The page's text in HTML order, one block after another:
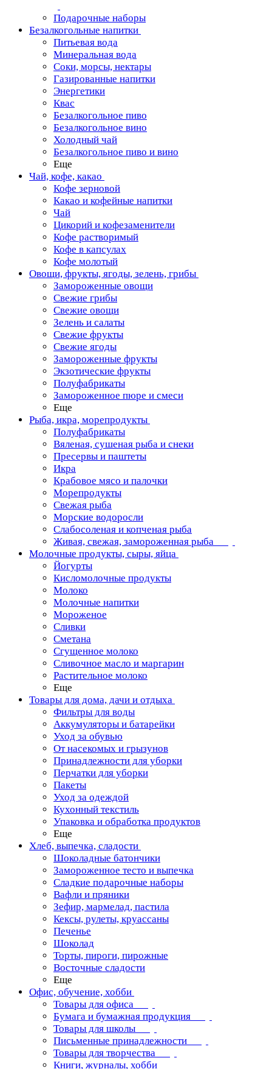
Подарочные наборы
Безалкогольные напитки
Питьевая вода
Минеральная вода
Соки, морсы, нектары
Газированные напитки
Энергетики
Квас
Безалкогольное пиво
Безалкогольное вино
Холодный чай
Безалкогольное пиво и вино
Еще
Чай, кофе, какао
Кофе зерновой
Какао и кофейные напитки
Чай
Цикорий и кофезаменители
Кофе растворимый
Кофе в капсулах
Кофе молотый
Овощи, фрукты, ягоды, зелень, грибы
Замороженные овощи
Свежие грибы
Свежие овощи
Зелень и салаты
Свежие фрукты
Свежие ягоды
Замороженные фрукты
Экзотические фрукты
Полуфабрикаты
Замороженное пюре и смеси
Еще
Рыба, икра, морепродукты
Полуфабрикаты
Вяленая, сушеная рыба и снеки
Пресервы и паштеты
Икра
Крабовое мясо и палочки
Морепродукты
Свежая рыба
Морские водоросли
Слабосоленая и копченая рыба
Живая, свежая, замороженная рыба
Молочные продукты, сыры, яйца
Йогурты
Кисломолочные продукты
Молоко
Молочные напитки
Мороженое
Сливки
Сметана
Сгущенное молоко
Сливочное масло и маргарин
Растительное молоко
Еще
Товары для дома, дачи и отдыха
Фильтры для воды
Аккумуляторы и батарейки
Уход за обувью
От насекомых и грызунов
Принадлежности для уборки
Перчатки для уборки
Пакеты
Уход за одеждой
Кухонный текстиль
Упаковка и обработка продуктов
Еще
Хлеб, выпечка, сладости
Шоколадные батончики
Замороженное тесто и выпечка
Сладкие подарочные наборы
Вафли и пряники
Зефир, мармелад, пастила
Кексы, рулеты, круассаны
Печенье
Шоколад
Торты, пироги, пирожные
Восточные сладости
Еще
Офис, обучение, хобби
Товары для офиса
Бумага и бумажная продукция
Товары для школы
Письменные принадлежности
Товары для творчества
Книги, журналы, хобби